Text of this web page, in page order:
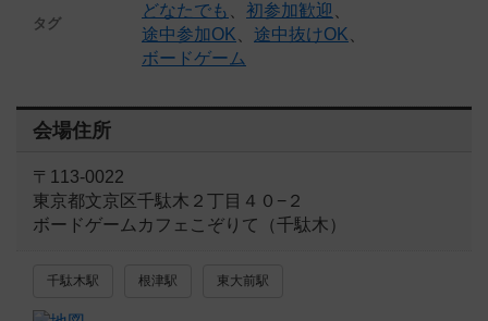
タグ
どなたでも
初参加歓迎
途中参加OK
途中抜けOK
ボードゲーム
会場住所
〒113-0022
東京都文京区千駄木２丁目４０−２
ボードゲームカフェこぞりて（千駄木）
千駄木駅 根津駅 東大前駅